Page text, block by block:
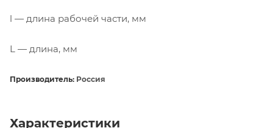
l — длина рабочей части, мм
L — длина, мм
Производитель: Россия
Характеристики